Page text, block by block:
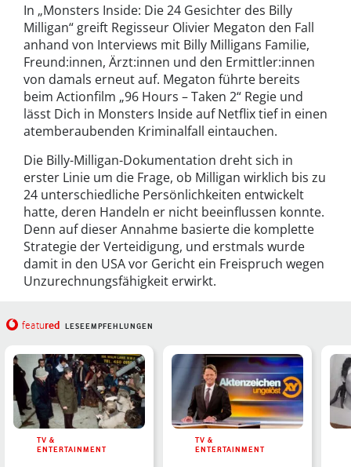
In „Monsters Inside: Die 24 Gesichter des Billy
Milligan“ greift Regisseur Olivier Megaton den Fall
anhand von Interviews mit Billy Milligans Familie,
Freund:innen, Ärzt:innen und den Ermittler:innen
von damals erneut auf. Megaton führte bereits
beim Actionfilm „96 Hours – Taken 2“ Regie und
lässt Dich in Monsters Inside auf Netflix tief in einen
atemberaubenden Kriminalfall eintauchen.
Die Billy-Milligan-Dokumentation dreht sich in
erster Linie um die Frage, ob Milligan wirklich bis zu
24 unterschiedliche Persönlichkeiten entwickelt
hatte, deren Handeln er nicht beeinflussen konnte.
Denn auf dieser Annahme basierte die komplette
Strategie der Verteidigung, und erstmals wurde
damit in den USA vor Gericht ein Freispruch wegen
Unzurechnungsfähigkeit erwirkt.
featured LESEEMPFEHLUNGEN
TV &
ENTERTAINMENT
TV &
ENTERTAINMENT